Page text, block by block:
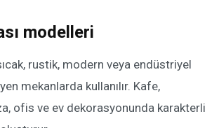
modelleri
rustik, modern veya endüstriyel
mekanlarda kullanılır. Kafe,
ofis ve ev dekorasyonunda karakterli